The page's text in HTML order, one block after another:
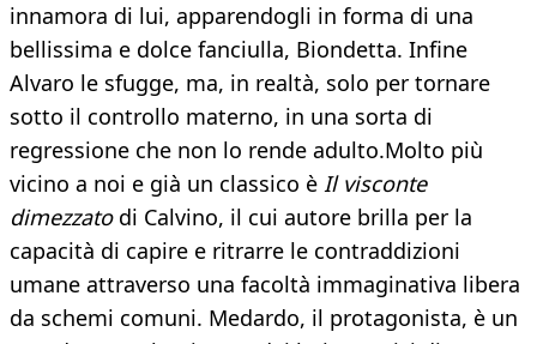
innamora di lui, apparendogli in forma di una
bellissima e dolce fanciulla, Biondetta. Infine
Alvaro le sfugge, ma, in realtà, solo per tornare
sotto il controllo materno, in una sorta di
regressione che non lo rende adulto.Molto più
vicino a noi e già un classico è Il visconte
dimezzatodi Calvino, il cui autore brilla per la
capacità di capire e ritrarre le contraddizioni
umane attraverso una facoltà immaginativa libera
da schemi comuni. Medardo, il protagonista, è un